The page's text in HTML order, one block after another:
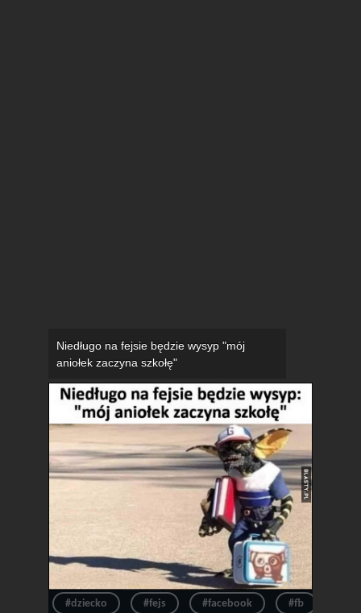
Niedługo na fejsie będzie wysyp "mój
aniołek zaczyna szkołę"
#dziecko #fejs #facebook #fb